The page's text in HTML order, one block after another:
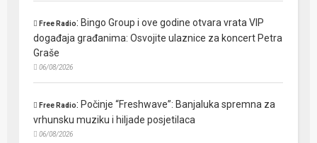
Free Radio: Bingo Group i ove godine otvara vrata VIP
događaja građanima: Osvojite ulaznice za koncert Petra
Graše
06/08/2026
Free Radio: Počinje “Freshwave”: Banjaluka spremna za
vrhunsku muziku i hiljade posjetilaca
06/08/2026